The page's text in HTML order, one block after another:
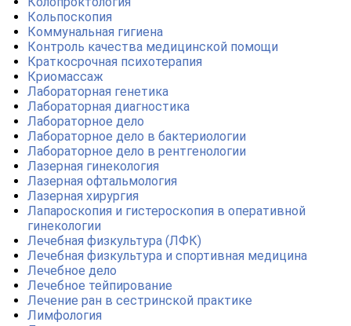
Кольпоскопия
Коммунальная гигиена
Контроль качества медицинской помощи
Краткосрочная психотерапия
Криомассаж
Лабораторная генетика
Лабораторная диагностика
Лабораторное дело
Лабораторное дело в бактериологии
Лабораторное дело в рентгенологии
Лазерная гинекология
Лазерная офтальмология
Лазерная хирургия
Лапароскопия и гистероскопия в оперативной
гинекологии
Лечебная физкультура (ЛФК)
Лечебная физкультура и спортивная медицина
Лечебное дело
Лечебное тейпирование
Лечение ран в сестринской практике
Лимфология